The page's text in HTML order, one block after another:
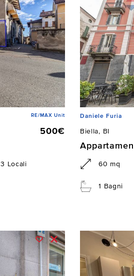
RE/MAX Unit
500€
3 Locali
Daniele Furia
Biella, BI
60 mq
1 Bagni